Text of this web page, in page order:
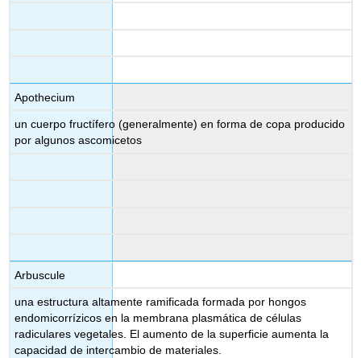
Apothecium
un cuerpo fructífero (generalmente) en forma de copa producido
por algunos ascomicetos
Arbuscule
una estructura altamente ramificada formada por hongos
endomicorrízicos en la membrana plasmática de células
radiculares vegetales. El aumento de la superficie aumenta la
capacidad de intercambio de materiales.